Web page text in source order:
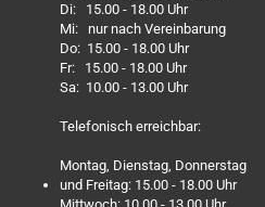
Di: 15.00 - 18.00 Uhr
Mi: nur nach Vereinbarung
Do: 15.00 - 18.00 Uhr
Fr: 15.00 - 18.00 Uhr
Sa: 10.00 - 13.00 Uhr
Telefonisch erreichbar:
Montag, Dienstag, Donnerstag
und Freitag: 15.00 - 18.00 Uhr